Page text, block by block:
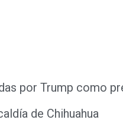
por Trump como
de Chihuahua